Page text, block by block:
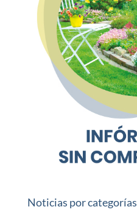
Noticias por categorías